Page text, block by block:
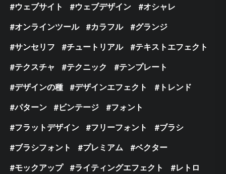
ウェブサイト
ウェブデザイン
オシャレ
オンラインツール
カラフル
グランジ
サンセリフ
チュートリアル
テキストエフェクト
テクスチャ
テクニック
テンプレート
デザインの種
デザインエフェクト
トレンド
パターン
ビンテージ
フォント
フラットデザイン
フリーフォント
ブラシ
ブラシフォント
プレミアム
ベクター
モックアップ
ライティングエフェクト
レトロ